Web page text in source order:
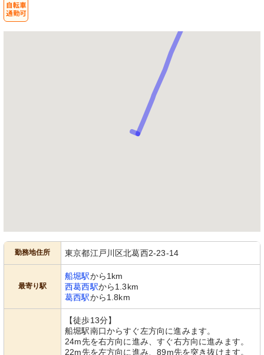
勤務地住所 東京都江戸川区北葛西2-23-14
最寄り駅
船堀駅から1km
西葛西駅から1.3km
葛西駅から1.8km
【徒歩13分】
船堀駅南口からすぐ左方向に進みます。
24m先を右方向に進み、すぐ右方向に進みます。
22m先を左方向に進み、89m先を突き抜けます。